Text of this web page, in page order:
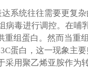
系统往往需要更复
毒进行调控。在哺
组蛋白。然而当重
蛋白，这一现象主
用聚乙烯亚胺作为